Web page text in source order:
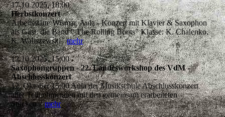
17.10.2025, 18:00
Herbstkonzert
Arbeitsstätte Wismar, Aula - Konzert mit Klavier & Saxophon
als Gast: die Band " The Rolling Boots" Klasse: K. Chalenko,
K. Waliszewskimehr
12.10.2025, 15:00
Saxophongruppen - 22. Landesworkshop des VdM -
Abschlusskonzert
12. Oktober 15:00 Aula der Musikschule Abschlusskonzert
aller Teilnehmenden mit den gemeinsam erarbeiteten
Stücken.mehr